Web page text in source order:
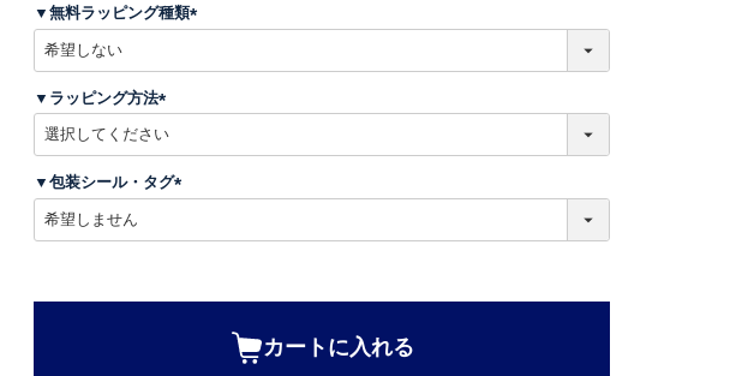
▼無料ラッピング種類
)
▼ラッピング方法
須
)
▼包装シール・タグ
カートに入れる